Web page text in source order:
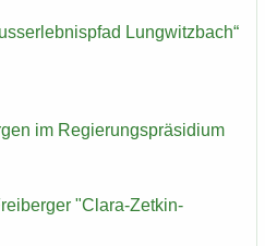
Lung­witz­bach“
im Re­gie­rungs­prä­si­di­um
"Clara-​Zetkin-